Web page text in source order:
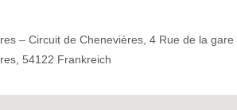
– Circuit de Chenevières, 4 Rue de la gare
, 54122 Frankreich